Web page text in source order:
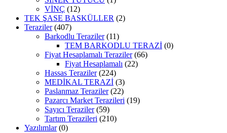
VİNÇ (12)
TEK ŞASE BASKÜLLER (2)
Teraziler (407)
Barkodlu Teraziler (11)
TEM BARKODLU TERAZİ (0)
Fiyat Hesaplamalı Teraziler (66)
Fiyat Hesaplamalı (22)
Hassas Teraziler (224)
MEDİKAL TERAZİ (3)
Paslanmaz Teraziler (22)
Pazarcı Market Terazileri (19)
Sayıcı Teraziler (59)
Tartım Terazileri (210)
Yazılımlar (0)